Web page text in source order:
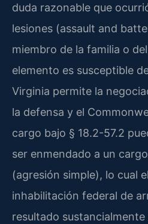
duda razonable que
lesiones (assault and
miembro de la familia o
elemento es susceptible
Virginia permite la
la defensa y el
cargo bajo § 18.2-57.2
ser enmendado a un
(agresión simple), lo cual
inhabilitación federal de
resultado